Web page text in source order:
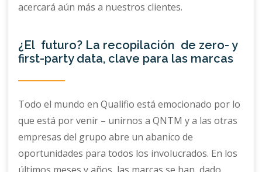
acercará aún más a nuestros clientes.
¿El futuro? La recopilación de zero- y
first-party data, clave para las marcas
Todo el mundo en Qualifio está emocionado por lo
que está por venir – unirnos a QNTM y a las otras
empresas del grupo abre un abanico de
oportunidades para todos los involucrados. En los